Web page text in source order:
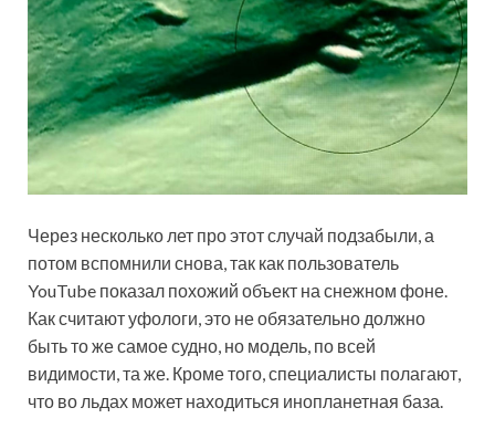
Через несколько лет про этот случай подзабыли, а
потом вспомнили снова, так как пользователь
YouTube показал похожий объект на снежном фоне.
Как считают уфологи, это не обязательно должно
быть то же самое судно, но модель, по всей
видимости, та же. Кроме того, специалисты полагают,
что во льдах может находиться инопланетная база.